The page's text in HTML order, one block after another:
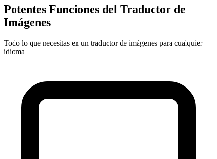
Potentes Funciones del Traductor de
Imágenes
Todo lo que necesitas en un traductor de imágenes para cualquier
idioma